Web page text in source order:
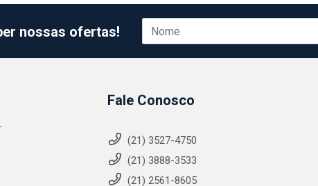
nossas ofertas!
Fale Conosco
(21) 3527-4750
(21) 3888-3533
(21) 2561-8605